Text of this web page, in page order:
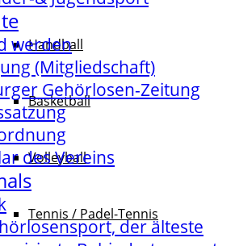
Handball
Basketball
Volleyball
Tennis / Padel-Tennis
werden
(Mitgliedschaft)
Gehörlosen-Zeitung
des Vereins
der älteste